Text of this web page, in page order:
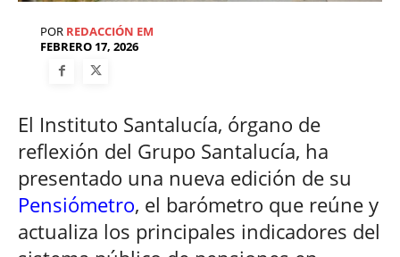
POR REDACCIÓN EM
FEBRERO 17, 2026
El Instituto Santalucía, órgano de
reflexión del Grupo Santalucía, ha
presentado una nueva edición de su
Pensiómetro, el barómetro que reúne y
actualiza los principales indicadores del